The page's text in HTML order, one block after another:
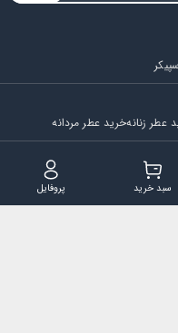
عطر زنانهخرید عطر مردانه
متداول پروفایل سبد خرید